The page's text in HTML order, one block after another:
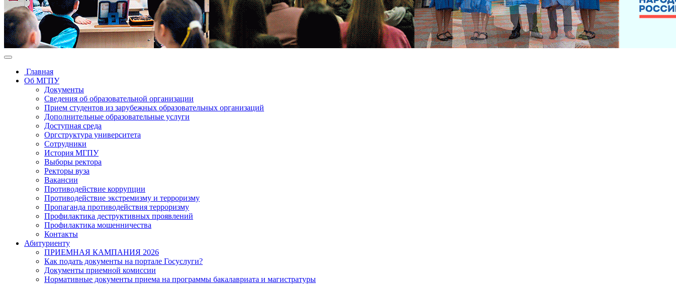
Главная
Об МГПУ
Документы
Сведения об образовательной организации
Прием студентов из зарубежных образовательных организаций
Дополнительные образовательные услуги
Доступная среда
Оргструктура университета
Сотрудники
История МГПУ
Выборы ректора
Ректоры вуза
Вакансии
Противодействие коррупции
Противодействие экстремизму и терроризму
Пропаганда противодействия терроризму
Профилактика деструктивных проявлений
Профилактика мошенничества
Контакты
Абитуриенту
ПРИЕМНАЯ КАМПАНИЯ 2026
Как подать документы на портале Госуслуги?
Документы приемной комиссии
Нормативные документы приема на программы бакалавриата и магистратуры